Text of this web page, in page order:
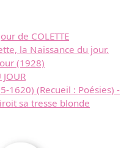
de COLETTE
la Naissance du jour.
(1928)
1620) (Recueil : Poésies) -
sa tresse blonde